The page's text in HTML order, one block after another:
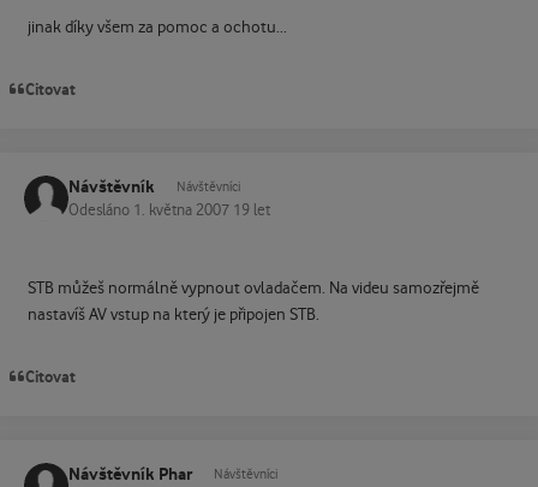
jinak díky všem za pomoc a ochotu...
Citovat
Návštěvník Návštěvníci
Odesláno 1. května 2007 19 let
STB můžeš normálně vypnout ovladačem. Na videu samozřejmě
nastavíš AV vstup na který je připojen STB.
Citovat
Návštěvník Phar Návštěvníci